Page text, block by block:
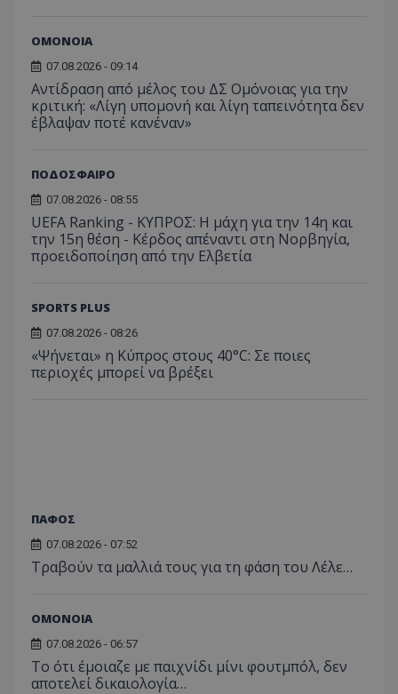
ΟΜΟΝΟΙΑ
07.08.2026 - 09:14
Αντίδραση από μέλος του ΔΣ Ομόνοιας για την
κριτική: «Λίγη υπομονή και λίγη ταπεινότητα δεν
έβλαψαν ποτέ κανέναν»
ΠΟΔΟΣΦΑΙΡΟ
07.08.2026 - 08:55
UEFA Ranking - ΚΥΠΡΟΣ: Η μάχη για την 14η και
την 15η θέση - Κέρδος απέναντι στη Νορβηγία,
προειδοποίηση από την Ελβετία
SPORTS PLUS
07.08.2026 - 08:26
«Ψήνεται» η Κύπρος στους 40°C: Σε ποιες
περιοχές μπορεί να βρέξει
ΠΑΦΟΣ
07.08.2026 - 07:52
Τραβούν τα μαλλιά τους για τη φάση του Λέλε…
ΟΜΟΝΟΙΑ
07.08.2026 - 06:57
Το ότι έμοιαζε με παιχνίδι μίνι φουτμπόλ, δεν
αποτελεί δικαιολογία…